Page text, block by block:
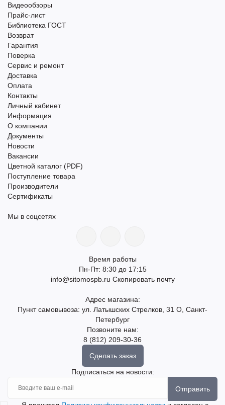
Видеообзоры
Прайс-лист
Библиотека ГОСТ
Возврат
Гарантия
Поверка
Сервис и ремонт
Доставка
Оплата
Контакты
Личный кабинет
Информация
О компании
Документы
Новости
Вакансии
Цветной каталог (PDF)
Поступление товара
Производители
Сертификаты
Мы в соцсетях
Время работы
Пн-Пт: 8:30 до 17:15
info@sitomospb.ru Скопировать почту
Адрес магазина:
Пункт самовывоза: ул. Латышских Стрелков, 31 О, Санкт-
Петербург
Позвоните нам:
8 (812) 209-30-36
Сделать заказ
Подписаться на новости:
Отправить